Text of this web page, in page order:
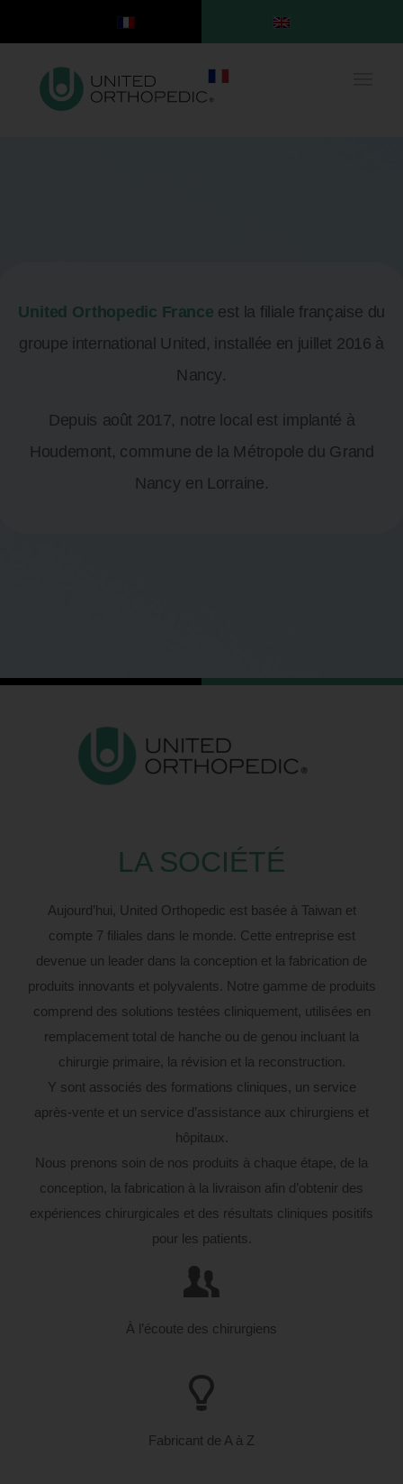
United Orthopedic France est la filiale française du
groupe international United, installée en juillet 2016 à
Nancy.
Depuis août 2017, notre local est implanté à
Houdemont, commune de la Métropole du Grand
Nancy en Lorraine.
LA SOCIÉTÉ
Aujourd’hui, United Orthopedic est basée à Taiwan et
compte 7 filiales dans le monde. Cette entreprise est
devenue un leader dans la conception et la fabrication de
produits innovants et polyvalents. Notre gamme de produits
comprend des solutions testées cliniquement, utilisées en
remplacement total de hanche ou de genou incluant la
chirurgie primaire, la révision et la reconstruction.
Y sont associés des formations cliniques, un service
après-vente et un service d’assistance aux chirurgiens et
hôpitaux.
Nous prenons soin de nos produits à chaque étape, de la
conception, la fabrication à la livraison afin d’obtenir des
expériences chirurgicales et des résultats cliniques positifs
pour les patients.
À l’écoute des chirurgiens
Fabricant de A à Z